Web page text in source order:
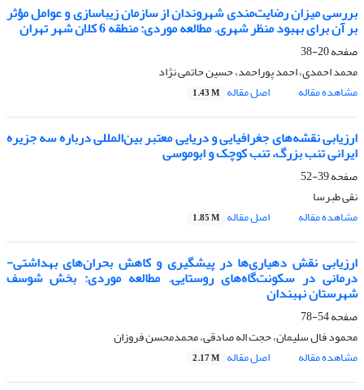
بررسی میزان رضایت‌مندی شهروندان از سازمان زیباسازی و عوامل مؤثر
بر آن برای بهبود منظر شهری. مطالعه موردی: منطقه 6 کلان شهر تهران
صفحه20-38
محمد احمدی، احمد پوراحمد، حسین حاتمی نژاد
مشاهده مقاله
اصل مقاله 1.43 M
ارزیابی نقشه‌های جغرافیایی و دریایی معتبر بین‌المللی درباره‌ سه جزیره‌
ایرانی تنب بزرگ، تنب کوچک و ابوموسی
صفحه39-52
نقی طبرسا
مشاهده مقاله
اصل مقاله 1.85 M
ارزیابی نقش دهیاری‌ها در پیشگیری و کاهش بحران‌های بهداشتی-
درمانی در سکونت‌گاه‌های روستایی. مطالعه موردی: بخش شوسف
شهرستان نهبندان
صفحه54-78
محمود فال سلیمان، حجت اله صادقی، محمدمحسن فروزان
مشاهده مقاله
اصل مقاله 2.17 M